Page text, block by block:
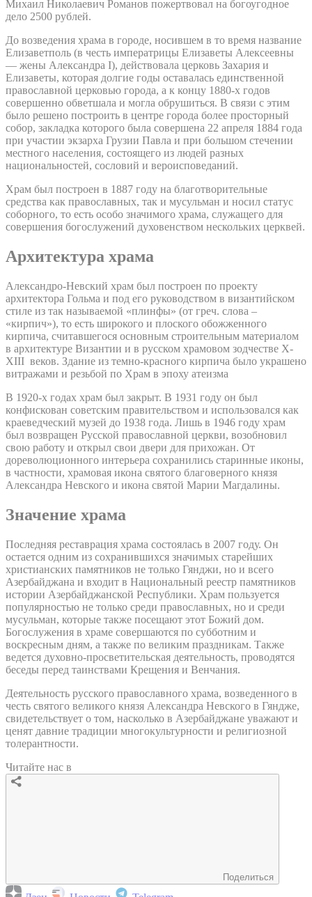
Михаил Николаевич Романов пожертвовал на богоугодное
дело 2500 рублей.
До возведения храма в городе, носившем в то время название
Елизаветполь (в честь императрицы Елизаветы Алексеевны
— жены Александра I), действовала церковь Захария и
Елизаветы, которая долгие годы оставалась единственной
православной церковью города, а к концу 1880-х годов
совершенно обветшала и могла обрушиться. В связи с этим
было решено построить в центре города более просторный
собор, закладка которого была совершена 22 апреля 1884 года
при участии экзарха Грузии Павла и при большом стечении
местного населения, состоящего из людей разных
национальностей, сословий и вероисповеданий.
Храм был построен в 1887 году на благотворительные
средства как православных, так и мусульман и носил статус
соборного, то есть особо значимого храма, служащего для
совершения богослужений духовенством нескольких церквей.
Архитектура храма
Александро-Невский храм был построен по проекту
архитектора Гольма и под его руководством в византийском
стиле из так называемой «плинфы» (от греч. слова –
«кирпич»), то есть широкого и плоского обожженного
кирпича, считавшегося основным строительным материалом
в архитектуре Византии и в русском храмовом зодчестве X-
XIII веков. Здание из темно-красного кирпича было украшено
витражами и резьбой по Храм в эпоху атеизма
В 1920-х годах храм был закрыт. В 1931 году он был
конфискован советским правительством и использовался как
краеведческий музей до 1938 года. Лишь в 1946 году храм
был возвращен Русской православной церкви, возобновил
свою работу и открыл свои двери для прихожан. От
дореволюционного интерьера сохранились старинные иконы,
в частности, храмовая икона святого благоверного князя
Александра Невского и икона святой Марии Магдалины.
Значение храма
Последняя реставрация храма состоялась в 2007 году. Он
остается одним из сохранившихся значимых старейших
христианских памятников не только Гянджи, но и всего
Азербайджана и входит в Национальный реестр памятников
истории Азербайджанской Республики. Храм пользуется
популярностью не только среди православных, но и среди
мусульман, которые также посещают этот Божий дом.
Богослужения в храме совершаются по субботним и
воскресным дням, а также по великим праздникам. Также
ведется духовно-просветительская деятельность, проводятся
беседы перед таинствами Крещения и Венчания.
Деятельность русского православного храма, возведенного в
честь святого великого князя Александра Невского в Гяндже,
свидетельствует о том, насколько в Азербайджане уважают и
ценят давние традиции многокультурности и религиозной
толерантности.
Читайте нас в
Поделиться